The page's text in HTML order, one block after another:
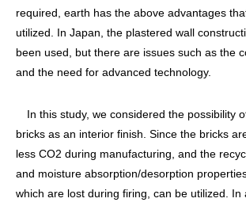
required, earth has the above advantages
utilized. In Japan, the plastered wall
been used, but there are issues such as the
and the need for advanced technology.
In this study, we considered the possibility
bricks as an interior finish. Since the bricks
less CO2 during manufacturing, and the
and moisture absorption/desorption
which are lost during firing, can be utilized. In